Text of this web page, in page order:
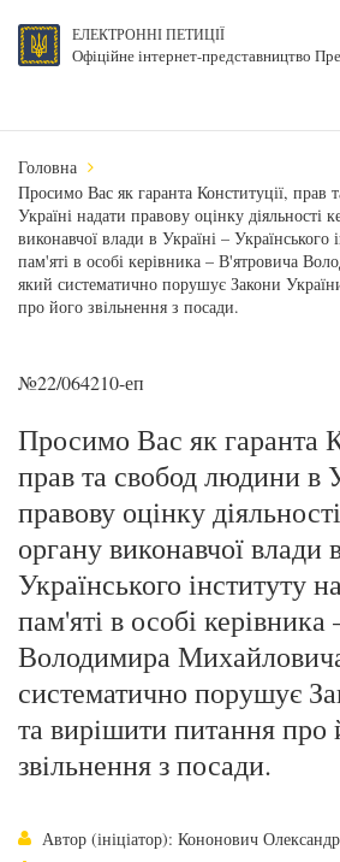
ЕЛЕКТРОННІ ПЕТИЦІЇ
Офіційне інтернет-представництво
Головна
Просимо Вас як гаранта Конституції, прав
Україні надати правову оцінку діяльності
виконавчої влади в Україні – Українського
пам'яті в особі керівника – В'ятровича
який систематично порушує Закони
про його звiльнення з посади.
№22/064210-еп
Просимо Вас як гаранта
прав та свобод людини в
правову оцінку
органу виконавчої влади
Українського інституту
пам'яті в особі
Володимира
систематично порушує
та вирiшити питання про
звiльнення з посади.
Автор (ініціатор): Кононович